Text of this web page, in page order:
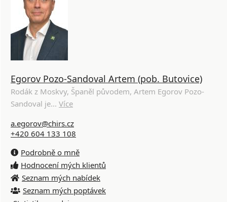
Egorov Pozo-Sandoval Artem (pob. Butovice)
Rodák z Moskvy, Španěl původem, Artem Egorov Pozo-
Sandoval je... Více
a.egorov@chirs.cz
+420 604 133 108
Podrobně o mně
Hodnocení mých klientů
Seznam mých nabídek
Seznam mých poptávek